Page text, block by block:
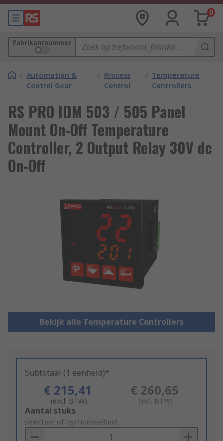
0
Fabrikantnummer
/ Automation &
Control Gear
/ Process
Control
/ Temperature
Controllers
RS PRO IDM 503 / 505 Panel
Mount On-Off Temperature
Controller, 2 Output Relay 30V dc
On-Off
Bekijk alle Temperature Controllers
Subtotaal (1 eenheid)*
€ 215,41
(excl. BTW)
€ 260,65
(incl. BTW)
Add
to
Basket
Aantal stuks
selecteer of typ hoeveelheid